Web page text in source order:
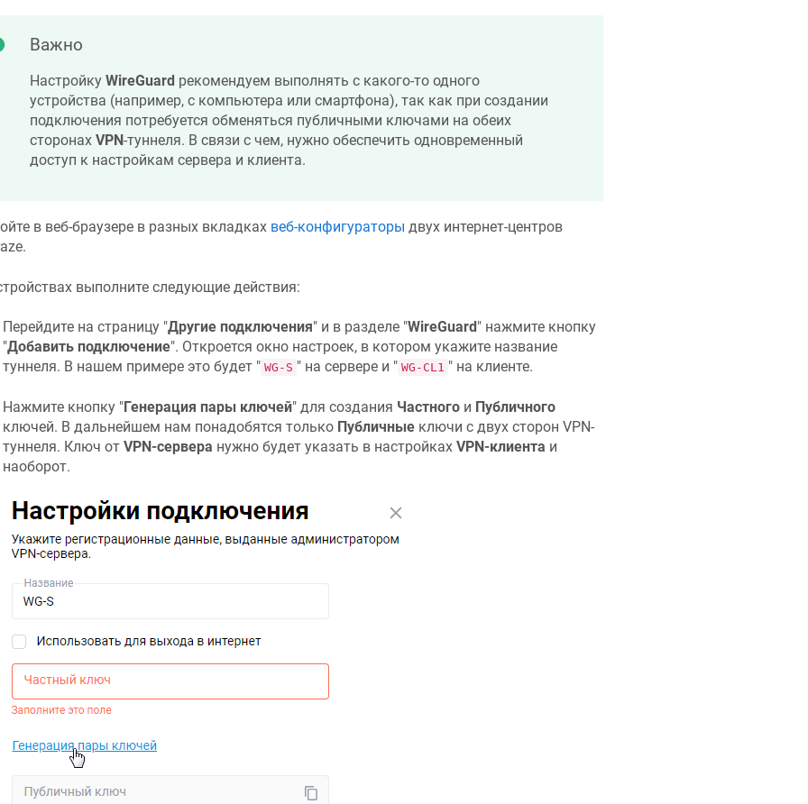
Важно
Настройку WireGuardрекомендуем выполнять с какого-то одного
устройства (например, с компьютера или смартфона), так как при создании
подключения потребуется обменяться публичными ключами на обеих
сторонах VPN-туннеля. В связи с чем, нужно обеспечить одновременный
доступ к настройкам сервера и клиента.
в веб-браузере в разных вкладках веб-конфигураторы двух интернет-центров
.
выполните следующие действия:
Перейдите на страницу "Другие подключения" и в разделе "WireGuard " нажмите кнопку
"Добавить подключение". Откроется окно настроек, в котором укажите название
туннеля. В нашем примере это будет " WG-S " на сервере и " WG-CL1 " на клиенте.
Нажмите кнопку "Генерация пары ключей" для создания Частногои Публичного
ключей. В дальнейшем нам понадобятся только Публичныеключи с двух сторон VPN-
туннеля. Ключ от VPN-сервера нужно будет указать в настройках VPN-клиента и
наоборот.